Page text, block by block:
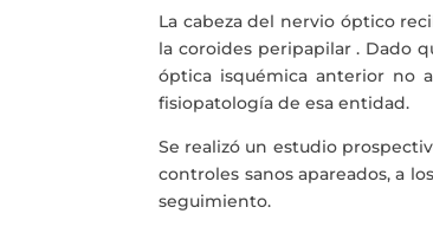
La cabeza del nervio óptico
la coroides peripapilar . Dado
óptica isquémica anterior no
fisiopatología de esa entidad.
Se realizó un estudio
controles sanos apareados, a
seguimiento.